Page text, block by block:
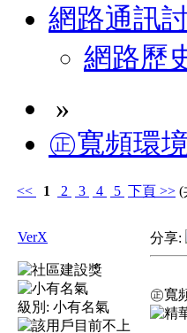
網路通訊
網路歷
»
㊣寬頻環
<< 1 2 3 4 5 下頁 >> (
VerX
級別: 小有名氣
分享:
㊣寬